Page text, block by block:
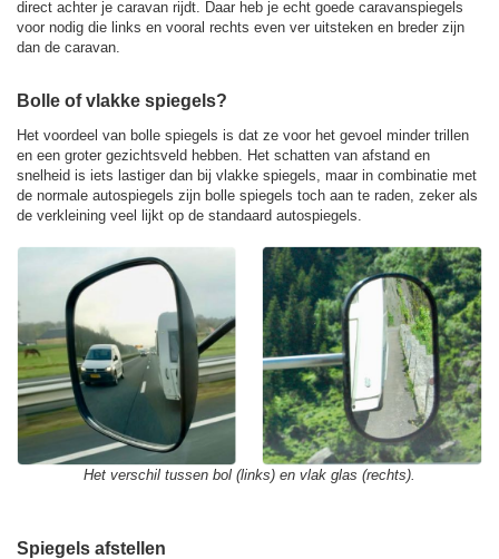
direct achter je caravan rijdt. Daar heb je echt goede caravanspiegels
voor nodig die links en vooral rechts even ver uitsteken en breder zijn
dan de caravan.
Bolle of vlakke spiegels?
Het voordeel van bolle spiegels is dat ze voor het gevoel minder trillen
en een groter gezichtsveld hebben. Het schatten van afstand en
snelheid is iets lastiger dan bij vlakke spiegels, maar in combinatie met
de normale autospiegels zijn bolle spiegels toch aan te raden, zeker als
de verkleining veel lijkt op de standaard autospiegels.
Het verschil tussen bol (links) en vlak glas (rechts).
Spiegels afstellen